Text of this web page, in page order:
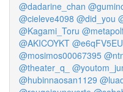
@dadarine_chan
@cieleve4098 @did_you
@Kagami_Toru
@AKICOYKT
@mosimos00067395
@theater_q_
@hubinnaosan1129